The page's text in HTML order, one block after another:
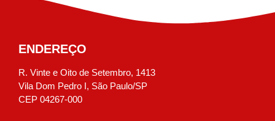
ENDEREÇO
R. Vinte e Oito de Setembro, 1413
Vila Dom Pedro I, São Paulo/SP
CEP 04267-000